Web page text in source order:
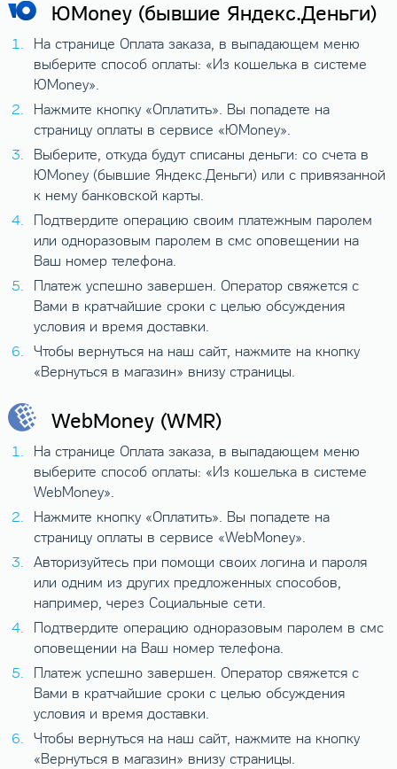
ЮMoney (бывшие Яндекс.Деньги)
На странице Оплата заказа, в выпадающем меню
выберите способ оплаты: «Из кошелька в системе
ЮMoney».
Нажмите кнопку «Оплатить». Вы попадете на
страницу оплаты в сервисе «ЮMoney».
Выберите, откуда будут списаны деньги: со счета в
ЮMoney (бывшие Яндекс.Деньги) или с привязанной
к нему банковской карты.
Подтвердите операцию своим платежным паролем
или одноразовым паролем в смс оповещении на
Ваш номер телефона.
Платеж успешно завершен. Оператор свяжется с
Вами в кратчайшие сроки с целью обсуждения
условия и время доставки.
Чтобы вернуться на наш сайт, нажмите на кнопку
«Вернуться в магазин» внизу страницы.
WebMoney (WMR)
На странице Оплата заказа, в выпадающем меню
выберите способ оплаты: «Из кошелька в системе
WebMoney».
Нажмите кнопку «Оплатить». Вы попадете на
страницу оплаты в сервисе «WebMoney».
Авторизуйтесь при помощи своих логина и пароля
или одним из других предложенных способов,
например, через Социальные сети.
Подтвердите операцию одноразовым паролем в смс
оповещении на Ваш номер телефона.
Платеж успешно завершен. Оператор свяжется с
Вами в кратчайшие сроки с целью обсуждения
условия и время доставки.
Чтобы вернуться на наш сайт, нажмите на кнопку
«Вернуться в магазин» внизу страницы.